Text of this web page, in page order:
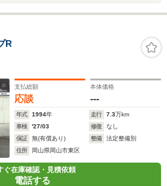
R
支払総額
応談
本体価格
---
年式 1994年 走行 7.3万km
車検
'27/03 修復
なし
保証
無(有償あり) 整備
法定整備別
住所
岡山県岡山市東区
ぐ在庫確認・見積依頼
電話する